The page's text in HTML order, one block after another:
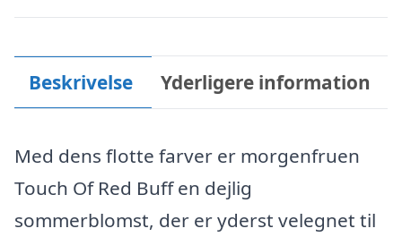
Beskrivelse Yderligere information
Med dens flotte farver er morgenfruen
Touch Of Red Buff en dejlig
sommerblomst, der er yderst velegnet til